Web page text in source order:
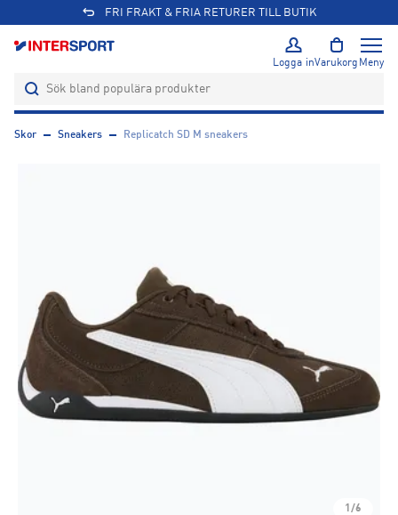
FRI FRAKT & FRIA RETURER TILL BUTIK
Logga inVarukorg Meny
Skor Sneakers Replicatch SD M sneakers
1/6